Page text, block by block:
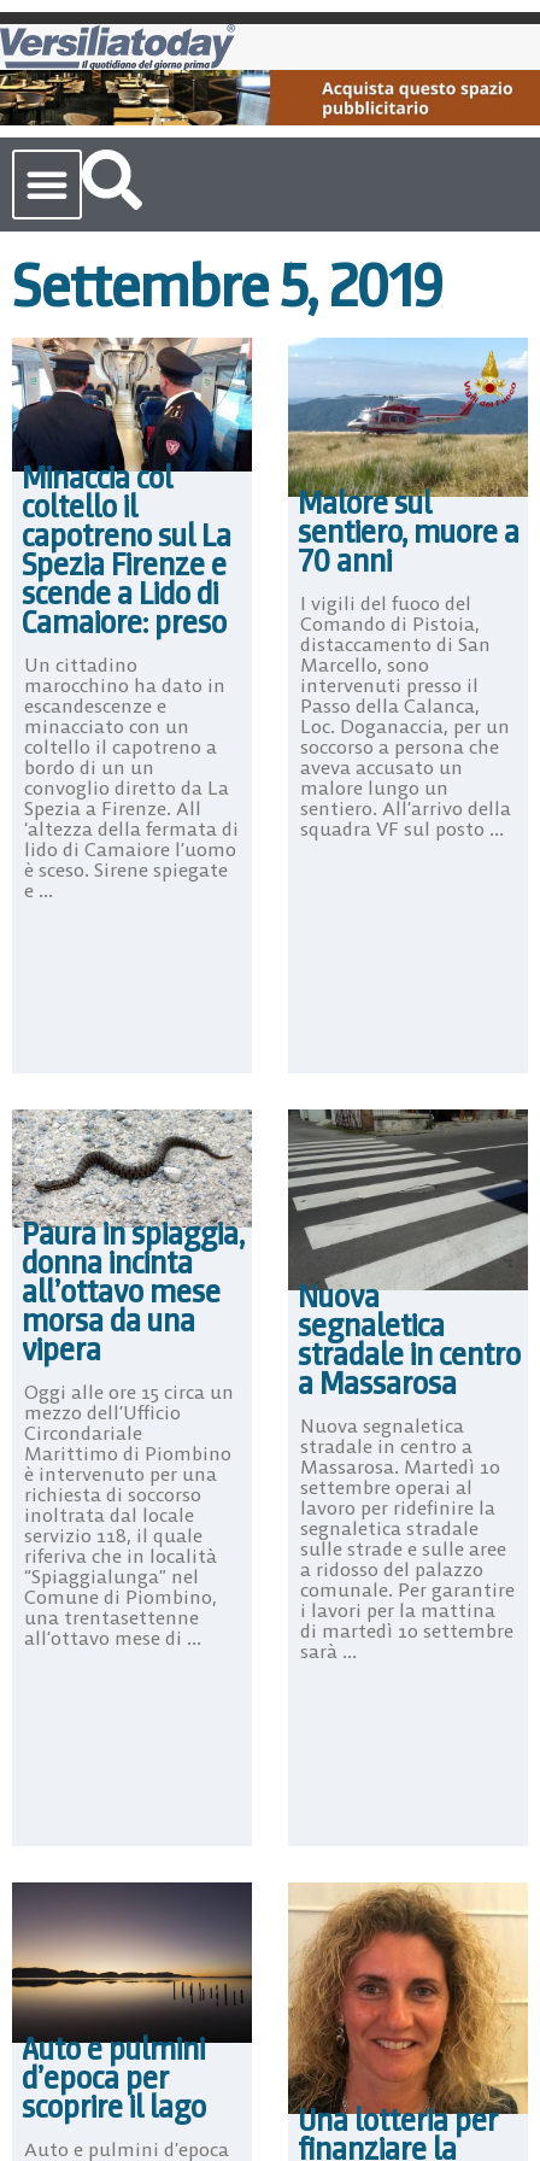
Settembre 5, 2019
Minaccia col
coltello il
capotreno sul La
Spezia Firenze e
scende a Lido di
Camaiore: preso
Un cittadino
marocchino ha dato in
escandescenze e
minacciato con un
coltello il capotreno a
bordo di un un
convoglio diretto da La
Spezia a Firenze. All
‘altezza della fermata di
lido di Camaiore l’uomo
è sceso. Sirene spiegate
e ...
Malore sul
sentiero, muore a
70 anni
I vigili del fuoco del
Comando di Pistoia,
distaccamento di San
Marcello, sono
intervenuti presso il
Passo della Calanca,
Loc. Doganaccia, per un
soccorso a persona che
aveva accusato un
malore lungo un
sentiero. All’arrivo della
squadra VF sul posto ...
Paura in spiaggia,
donna incinta
all’ottavo mese
morsa da una
vipera
Oggi alle ore 15 circa un
mezzo dell’Ufficio
Circondariale
Marittimo di Piombino
è intervenuto per una
richiesta di soccorso
inoltrata dal locale
servizio 118, il quale
riferiva che in località
“Spiaggialunga” nel
Comune di Piombino,
una trentasettenne
all’ottavo mese di ...
Nuova
segnaletica
stradale in centro
a Massarosa
Nuova segnaletica
stradale in centro a
Massarosa. Martedì 10
settembre operai al
lavoro per ridefinire la
segnaletica stradale
sulle strade e sulle aree
a ridosso del palazzo
comunale. Per garantire
i lavori per la mattina
di martedì 10 settembre
sarà ...
Auto e pulmini
d’epoca per
scoprire il lago
Auto e pulmini d’epoca
Una lotteria per
finanziare la